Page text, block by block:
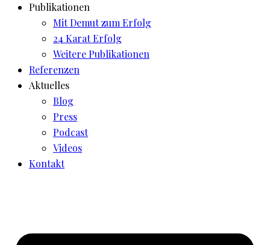
Publikationen
Mit Demut zum Erfolg
24 Karat Erfolg
Weitere Publikationen
Referenzen
Aktuelles
Blog
Press
Podcast
Videos
Kontakt